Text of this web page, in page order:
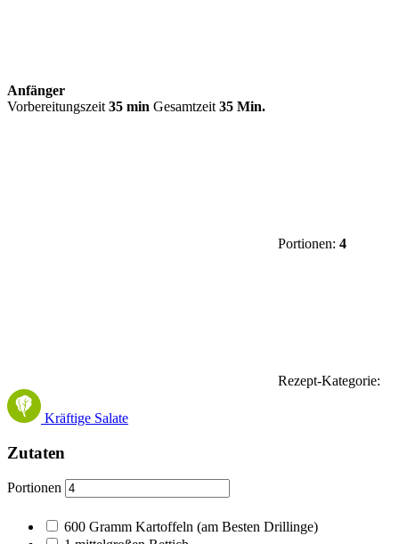
Anfänger
Vorbereitungszeit 35 min Gesamtzeit 35 Min.
Portionen: 4
Rezept-Kategorie:
Kräftige Salate
Zutaten
Portionen
600 Gramm Kartoffeln (am Besten Drillinge)